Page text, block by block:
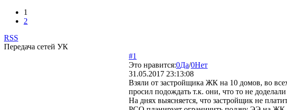
1
2
RSS
Передача сетей УК
#1
Это нравится:0Да/0Нет
31.05.2017 23:13:08
Взяли от застройщика ЖК на 10 домов, во
просил подождать т.к. они, что то не
На днях выясняется, что застройщик не